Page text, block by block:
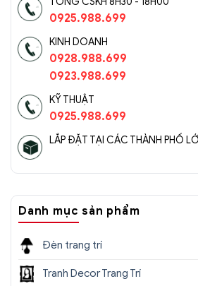
SR(4)
0925.988.699
KINH DOANH
0928.988.699
0923.988.699
KỸ THUẬT
0925.988.699
LẮP ĐẶT TẠI CÁC THÀNH PHỐ
Danh mục sản phẩm
Đèn trang trí
Tranh Decor Trang Trí